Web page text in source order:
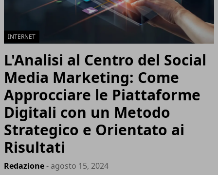
INTERNET
L'Analisi al Centro del Social
Media Marketing: Come
Approcciare le Piattaforme
Digitali con un Metodo
Strategico e Orientato ai
Risultati
Redazione- agosto 15, 2024